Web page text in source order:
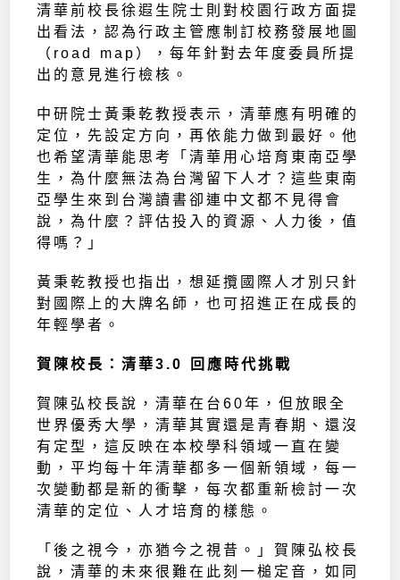
清華前校長徐遐生院士則對校園行政方面提
出看法，認為行政主管應制訂校務發展地圖
（road map），每年針對去年度委員所提
出的意見進行檢核。
中研院士黃秉乾教授表示，清華應有明確的
定位，先設定方向，再依能力做到最好。他
也希望清華能思考「清華用心培育東南亞學
生，為什麼無法為台灣留下人才？這些東南
亞學生來到台灣讀書卻連中文都不見得會
說，為什麼？評估投入的資源、人力後，值
得嗎？」
黃秉乾教授也指出，想延攬國際人才別只針
對國際上的大牌名師，也可招進正在成長的
年輕學者。
賀陳校長：清華3.0 回應時代挑戰
賀陳弘校長說，清華在台60年，但放眼全
世界優秀大學，清華其實還是青春期、還沒
有定型，這反映在本校學科領域一直在變
動，平均每十年清華都多一個新領域，每一
次變動都是新的衝擊，每次都重新檢討一次
清華的定位、人才培育的樣態。
「後之視今，亦猶今之視昔。」賀陳弘校長
說，清華的未來很難在此刻一槌定音，如同